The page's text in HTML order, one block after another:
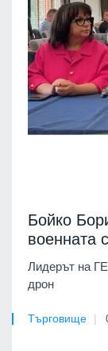
Бойко
военната
Лидерът на
дрон
Търговище